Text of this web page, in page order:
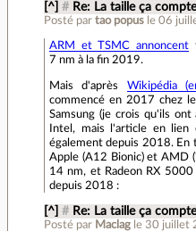
[^] # Re: La taille ça
Posté par tao popus le 06
ARM et TSMC annoncent
7 nm à la fin 2019.
Mais d'après Wikipédia
commencé en 2017 chez
Samsung (je crois qu'ils
Intel, mais l'article en lien
également depuis 2018. En
Apple (A12 Bionic) et AMD
14 nm, et Radeon RX
depuis 2018 :
[^] # Re: La taille ça
Posté par Maclag le 30 juillet